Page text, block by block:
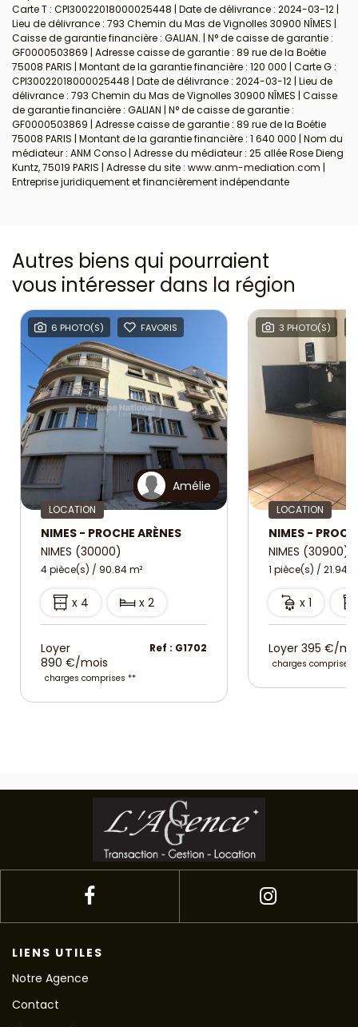
Carte T : CPI30022018000025448 | Date de délivrance : 2024-03-12 |
Lieu de délivrance : 793 Chemin du Mas de Vignolles 30900 NÎMES |
Caisse de garantie financière : GALIAN. | N° de caisse de garantie :
GF0000503869 | Adresse caisse de garantie : 89 rue de la Boétie
75008 PARIS | Montant de la garantie financière : 120 000 | Carte G :
CPI30022018000025448 | Date de délivrance : 2024-03-12 | Lieu de
délivrance : 793 Chemin du Mas de Vignolles 30900 NÎMES | Caisse
de garantie financière : GALIAN | N° de caisse de garantie :
GF0000503869 | Adresse caisse de garantie : 89 rue de la Boétie
75008 PARIS | Montant de la garantie financière : 1 640 000 | Nom du
médiateur : ANM Conso | Adresse du médiateur : 25 allée Rose Dieng
Kuntz, 75019 PARIS | Adresse du site : www.anm-mediation.com |
Entreprise juridiquement et financièrement indépendante
Autres biens qui pourraient
vous intéresser dans la région
6 PHOTO(S) FAVORIS
Amélie
LOCATION
NIMES - PROCHE ARÈNES
NIMES (30000)
4 pièce(s) / 90.84 m²
x 4 x 2
Loyer
890 €/mois
charges comprises **
Ref : G1702
3 PHOTO(S)
LOCATION
NIMES (30900)
1 pièce(s) / 21.94
x 1
Loyer 395 €/
charges comprises
LIENS UTILES
Notre Agence
Contact